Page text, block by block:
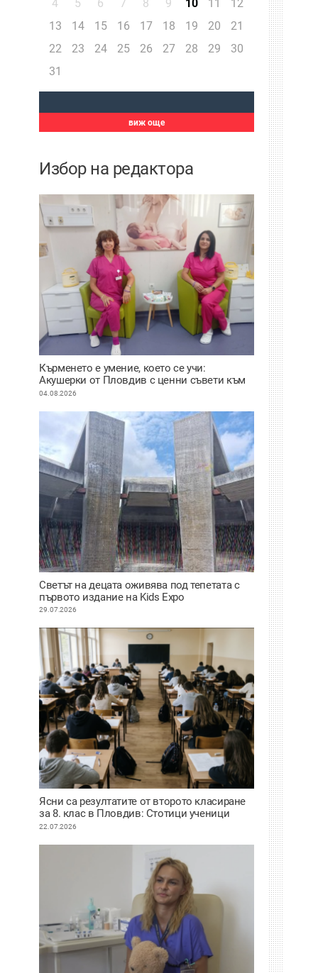
4 5 6 7 8 9 10 11
12
13
14 15 16 17 18 19 20
21
22
23 24 25 26 27 28 29
30
31
виж още
Избор на редактора
Кърменето е умение, което се учи:
Акушерки от Пловдив с ценни съвети към
младите майки
04.08.2026
Светът на децата оживява под тепетата с
първото издание на Kids Expo
29.07.2026
Ясни са резултатите от второто класиране
за 8. клас в Пловдив: Стотици ученици
сбъднаха мечтата си за по-предно желание
22.07.2026